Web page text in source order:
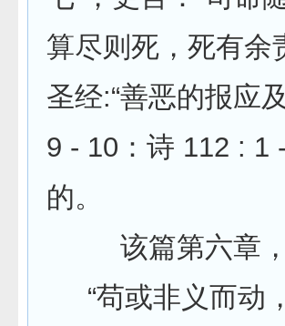
算尽则死，死有余
圣经:“善恶的报应
9 - 10：诗 112 : 1
的。
该篇第六章，
“苟或非义而动